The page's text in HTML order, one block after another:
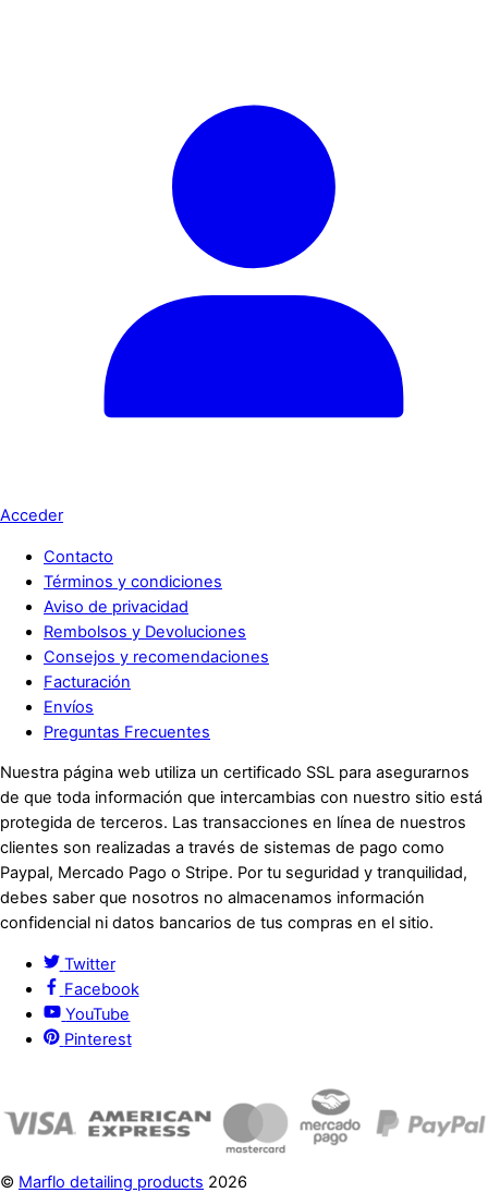
Acceder
Contacto
Términos y condiciones
Aviso de privacidad
Rembolsos y Devoluciones
Consejos y recomendaciones
Facturación
Envíos
Preguntas Frecuentes
Nuestra página web utiliza un certificado SSL para asegurarnos
de que toda información que intercambias con nuestro sitio está
protegida de terceros. Las transacciones en línea de nuestros
clientes son realizadas a través de sistemas de pago como
Paypal, Mercado Pago o Stripe. Por tu seguridad y tranquilidad,
debes saber que nosotros no almacenamos información
confidencial ni datos bancarios de tus compras en el sitio.
Twitter
Facebook
YouTube
Pinterest
© Marflo detailing products 2026